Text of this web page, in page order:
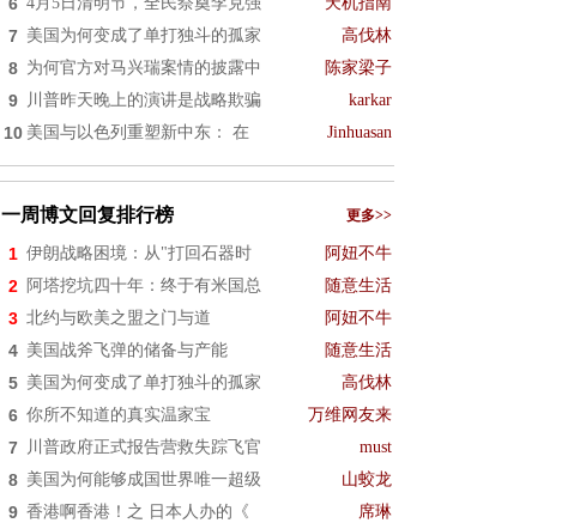
7 美国为何变成了单打独斗的孤家 高伐林
8 为何官方对马兴瑞案情的披露中 陈家梁子
9 川普昨天晚上的演讲是战略欺骗 karkar
10 美国与以色列重塑新中东： 在 Jinhuasan
一周博文回复排行榜 更多>>
1 伊朗战略困境：从"打回石器时 阿妞不牛
2 阿塔挖坑四十年：终于有米国总 随意生活
3 北约与欧美之盟之门与道 阿妞不牛
4 美国战斧飞弹的储备与产能 随意生活
5 美国为何变成了单打独斗的孤家 高伐林
6 你所不知道的真实温家宝 万维网友来
7 川普政府正式报告营救失踪飞官 must
8 美国为何能够成国世界唯一超级 山蛟龙
9 香港啊香港！之 日本人办的《 席琳